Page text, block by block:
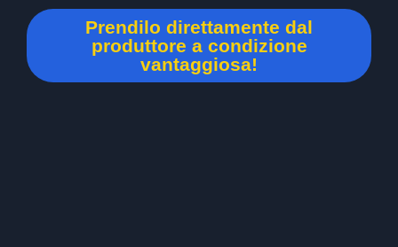
Prendilo direttamente dal
produttore a condizione
vantaggiosa!